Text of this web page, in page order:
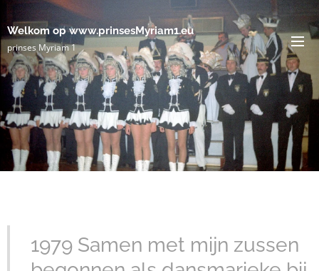
Welkom op www.prinsesMyriam1.eu
prinses Myriam 1
1979 Samen met mijn zussen